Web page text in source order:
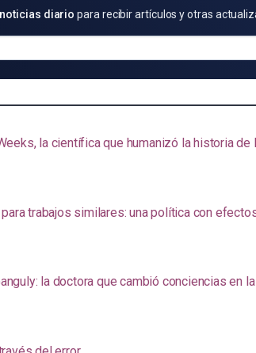
diario para recibir artículos y otras
la científica que humanizó la historia de
trabajos similares: una política con
la doctora que cambió conciencias en